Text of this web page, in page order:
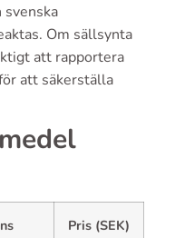
svenska
Om sällsynta
att rapportera
att säkerställa
Pris (SEK)